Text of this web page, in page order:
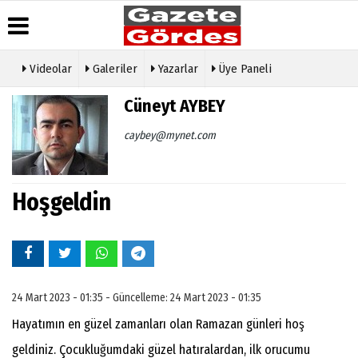
Üye Paneli
Haber
Arşivi
Gazete
Arşivi
Günün
Haberleri
Hava
Durumu
Gazete
Köşe
Yazarları
Video
Videolar Galeriler Yazarlar Üye Paneli
Cüneyt AYBEY
caybey@mynet.com
Hoşgeldin
24 Mart 2023 - 01:35 - Güncelleme: 24 Mart 2023 - 01:35
Hayatımın en güzel zamanları olan Ramazan günleri hoş
geldiniz. Çocukluğumdaki güzel hatıralardan, ilk orucumu